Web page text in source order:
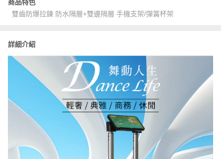
商品特色
雙齒防爆拉鍊 防水隔層+雙邊隔層 手機支架/彈簧杯架
詳細介紹